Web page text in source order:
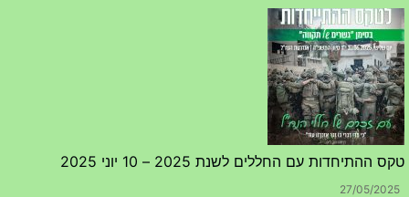
טקס ההתיחדות עם החללים לשנת 2025 – 10 יוני 2025
27/05/2025